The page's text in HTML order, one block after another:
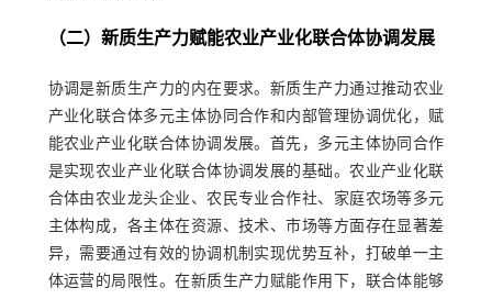
（二）新质生产力赋能农业产业化联合体协调发展
协调是新质生产力的内在要求。新质生产力通过推动农业
产业化联合体多元主体协同合作和内部管理协调优化，赋
能农业产业化联合体协调发展。首先，多元主体协同合作
是实现农业产业化联合体协调发展的基础。农业产业化联
合体由农业龙头企业、农民专业合作社、家庭农场等多元
主体构成，各主体在资源、技术、市场等方面存在显著差
异，需要通过有效的协调机制实现优势互补，打破单一主
体运营的局限性。在新质生产力赋能作用下，联合体能够